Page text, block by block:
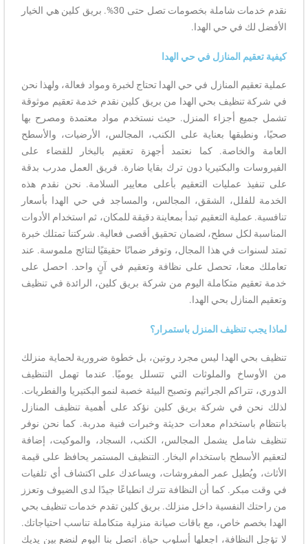
نقدم خدمات شاملة بخصومات تصل حتى 30%. بريق كلين هي الخيار
الأفضل لك في حي الهدا.
كيفية تعقيم المنازل في حي الهدا
عملية تعقيم المنازل في حي الهدا تحتاج لخبرة ومواد فعالة، ولهذا نحن
في شركة تنظيف بحي الهدا من بريق كلين نقدم خدمة تعقيم موثوقة
تشمل جميع أجزاء المنزل. حيث نستخدم مواد معتمدة ومصرح بها
صحيًا، ونطبقها بعناية على الكنب، المجالس، الأرضيات، والأسطح
العامة والخاصة. كما نعتمد أجهزة تعقيم بالبخار للقضاء على
الفيروسات والبكتيريا دون ترك بقايا ضارة. فريق العمل مدرب بدقة
على تنفيذ عمليات التعقيم بأعلى معايير السلامة. نحن نقدم هذه
الخدمة للفلل، الشقق، المجالس، والمساجد في حي الهدا بأسعار
تنافسية. عملية التعقيم تبدأ بمعاينة دقيقة للمكان، ثم استخدام الأدوات
المناسبة لكل سطح، لضمان تحقيق أقصى فعالية. شركتنا تمتلك خبرة
تمتد لسنوات في هذا المجال، وتوفر ضمانًا حقيقيًا لنتائج ملموسة. عند
تعاملك معنا، تحصل على نظافة وتعقيم في آنٍ واحد. احصل على
خدمة تعقيم متكاملة اليوم من شركة بريق كلين، الرائدة في تنظيف
وتعقيم المنازل بحي الهدا.
لماذا يجب تنظيف المنزل باستمرار؟
تنظيف بحي الهدا ليس مجرد روتين، بل خطوة ضرورية لحماية منزلك
من الأوساخ والملوثات التي تتسلل يوميًا. عندما تهمل التنظيف
الدوري، تتراكم الجراثيم وتصبح البيئة خصبة لنمو البكتيريا والفطريات.
لذلك نحن في شركة بريق كلين نؤكد على أهمية تنظيف المنازل
بانتظام باستخدام معدات حديثة وخبرات فنية مدربة. كما نحن نوفر
تنظيف شامل يشمل المجالس، الكنب، السجاد، والموكيت، إضافة
لتعقيم الأسطح باستخدام البخار. التنظيف المستمر يحافظ على قيمة
الأثاث، ويُطيل عمر المفروشات، ويساعدك على اكتشاف أي تلفيات
في وقت مبكر. كما أن النظافة تترك انطباعًا جيدًا لدى الضيوف وتعزز
من راحتك النفسية داخل منزلك. بريق كلين تقدم خدمات تنظيف بحي
الهدا بخصم خاص، مع باقات صيانة منزلية متكاملة تناسب احتياجاتك.
لا تؤجل النظافة، اجعلها أسلوب حياة. اتصل بنا اليوم لنضع بين يديك